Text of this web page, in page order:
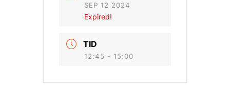
SEP 12 2024
Expired!
TID
12:45 - 15:00